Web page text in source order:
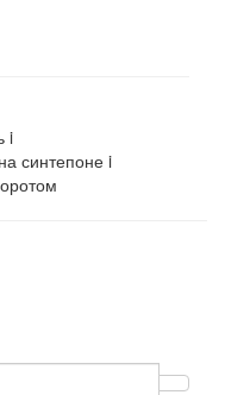
i
синтепоне i